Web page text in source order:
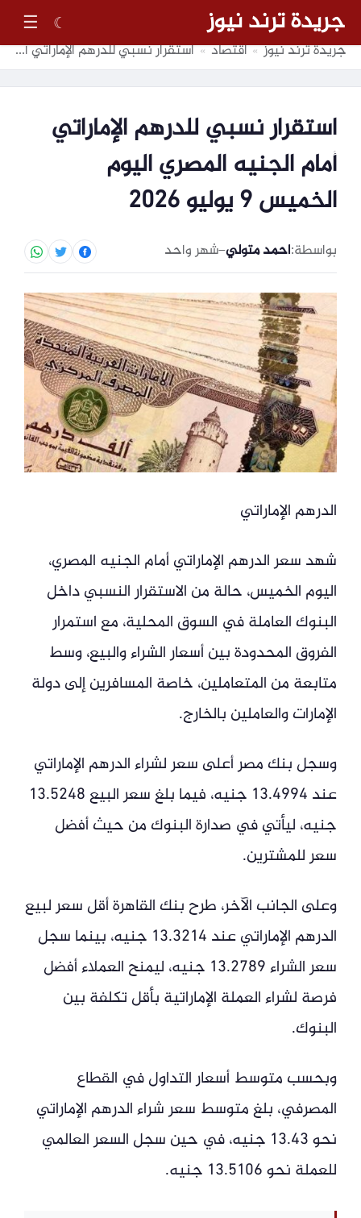
جريدة ترند نيوز ☾
☰
جريدة ترند نيوز » اقتصاد » استقرار نسبي للدرهم الإماراتي أمام الجنيه المصري اليوم الخميس 9 يوليو 2026
استقرار نسبي للدرهم الإماراتي
أمام الجنيه المصري اليوم
الخميس 9 يوليو 2026
بواسطة:احمد متولي–شهر واحد
الدرهم الإماراتي
شهد سعر الدرهم الإماراتي أمام الجنيه المصري،
اليوم الخميس، حالة من الاستقرار النسبي داخل
البنوك العاملة في السوق المحلية، مع استمرار
الفروق المحدودة بين أسعار الشراء والبيع، وسط
متابعة من المتعاملين، خاصة المسافرين إلى دولة
الإمارات والعاملين بالخارج.
وسجل بنك مصر أعلى سعر لشراء الدرهم الإماراتي
عند 13.4994 جنيه، فيما بلغ سعر البيع 13.5248
جنيه، ليأتي في صدارة البنوك من حيث أفضل
سعر للمشترين.
وعلى الجانب الآخر، طرح بنك القاهرة أقل سعر لبيع
الدرهم الإماراتي عند 13.3214 جنيه، بينما سجل
سعر الشراء 13.2789 جنيه، ليمنح العملاء أفضل
فرصة لشراء العملة الإماراتية بأقل تكلفة بين
البنوك.
وبحسب متوسط أسعار التداول في القطاع
المصرفي، بلغ متوسط سعر شراء الدرهم الإماراتي
نحو 13.43 جنيه، في حين سجل السعر العالمي
للعملة نحو 13.5106 جنيه.